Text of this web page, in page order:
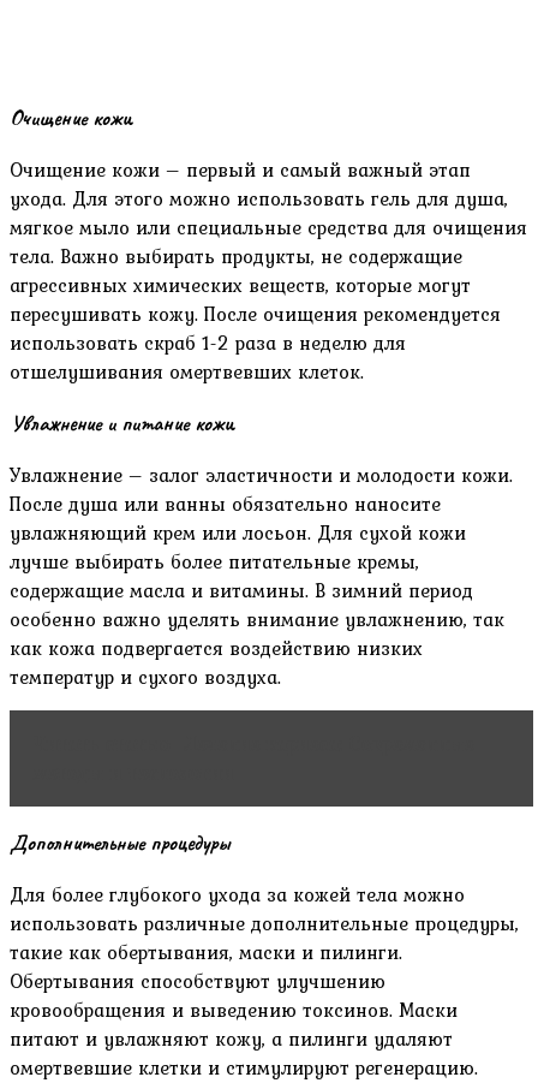
Очищение кожи
Очищение кожи – первый и самый важный этап
ухода. Для этого можно использовать гель для душа,
мягкое мыло или специальные средства для очищения
тела. Важно выбирать продукты, не содержащие
агрессивных химических веществ, которые могут
пересушивать кожу. После очищения рекомендуется
использовать скраб 1-2 раза в неделю для
отшелушивания омертвевших клеток.
Увлажнение и питание кожи
Увлажнение – залог эластичности и молодости кожи.
После душа или ванны обязательно наносите
увлажняющий крем или лосьон. Для сухой кожи
лучше выбирать более питательные кремы,
содержащие масла и витамины. В зимний период
особенно важно уделять внимание увлажнению, так
как кожа подвергается воздействию низких
температур и сухого воздуха.
Дополнительные процедуры
Для более глубокого ухода за кожей тела можно
использовать различные дополнительные процедуры,
такие как обертывания, маски и пилинги.
Обертывания способствуют улучшению
кровообращения и выведению токсинов. Маски
питают и увлажняют кожу, а пилинги удаляют
омертвевшие клетки и стимулируют регенерацию.